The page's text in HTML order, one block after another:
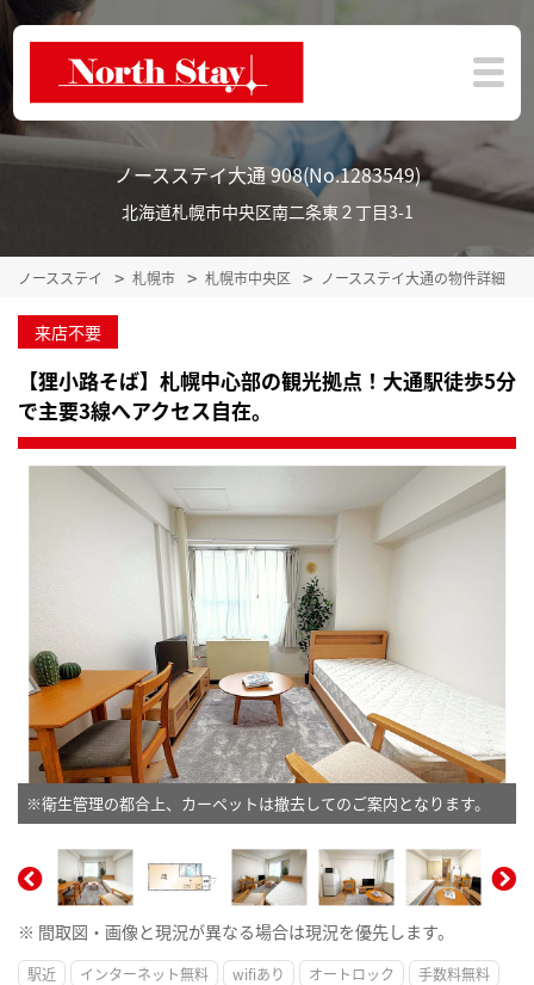
ノースステイ大通 908(No.1283549)
北海道札幌市中央区南二条東２丁目3-1
ノースステイ 札幌市 札幌市中央区 ノースステイ大通の物件詳細
来店不要
【狸小路そば】札幌中心部の観光拠点！大通駅徒歩5分
で主要3線へアクセス自在。
※衛生管理の都合上、カーペットは撤去してのご案内となります。
※ 間取図・画像と現況が異なる場合は現況を優先します。
駅近 インターネット無料 wifiあり オートロック
手数料無料